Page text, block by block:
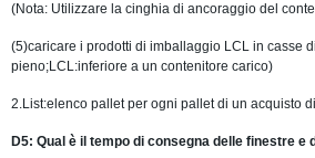
(Nota: Utilizzare la cinghia di ancoraggio del
(5)caricare i prodotti di imballaggio LCL in casse
pieno;LCL:inferiore a un contenitore carico)
2.List:elenco pallet per ogni pallet di un acquisto
D5: Qual è il tempo di consegna delle finestre e